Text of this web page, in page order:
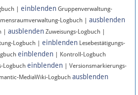
| einblenden Gruppenverwaltung-
Logbuch | ausblenden
| ausblenden Zuweisungs-Logbuch |
Logbuch | einblenden Lesebestätigungs-
einblenden | Kontroll-Logbuch
Logbuch einblenden | Versionsmarkierungs-
MediaWiki-Logbuch ausblenden